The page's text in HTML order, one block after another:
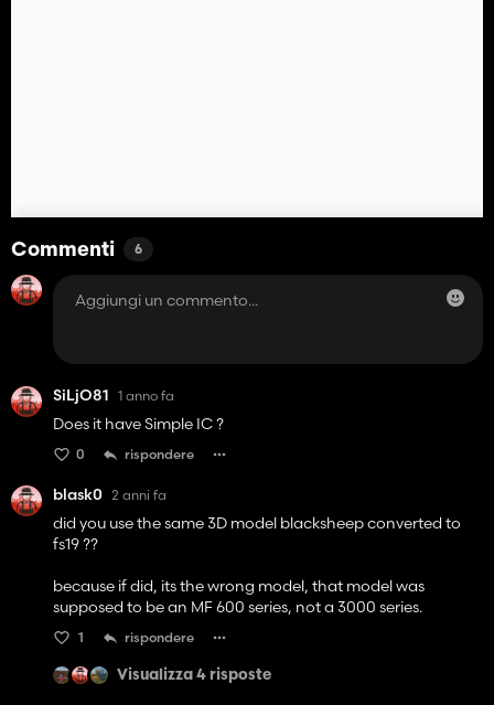
Commenti 6
SiLjO81 1 anno fa
Does it have Simple IC ?
0 rispondere
blask0 2 anni fa
did you use the same 3D model blacksheep converted to
fs19 ??
because if did, its the wrong model, that model was
supposed to be an MF 600 series, not a 3000 series.
1 rispondere
Visualizza 4 risposte